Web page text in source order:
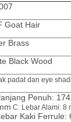
Goat Hair
Brass
Black Wood
padat dan eye
Penuh:
C: Lebar Alami: 8
Kaki Ferrule: